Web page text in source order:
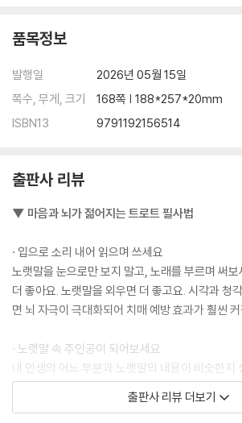
들국화 여인 현철 132
사랑아 장윤정 138
사랑은 장난이 아니야 태진아 140
내 마음 별과 같이 현철 144
사랑의 거리 문희옥 152
당신은 모르실 거야 혜은이 154
그 강을 건너지 마오 양지은 156
노래 부르며 완성하는 가로세로 십자말풀이
트로트 상식 (644) 166
정답 167
품목정보
발행일
2026년 05월 15일
쪽수, 무게, 크기
168쪽 | 188*257*20mm
ISBN13
9791192156514
출판사 리뷰
▼ 마음과 뇌가 젊어지는 트로트 필사법
· 입으로 소리 내어 읽으며 쓰세요
노랫말을 눈으로만 보지 말고, 노래를 부르며 써
더 좋아요. 노랫말을 외우면 더 좋고요. 시각과 청
면 뇌 자극이 극대화되어 치매 예방 효과가 훨씬
· 노랫말 속 주인공이 되어보세요
내 인생의 어느 부분과 노랫말의 내용이 비슷한지
쓰면, 더 재미있고 스트레스 해소에도 큰 도움이
출판사 리뷰 더보기